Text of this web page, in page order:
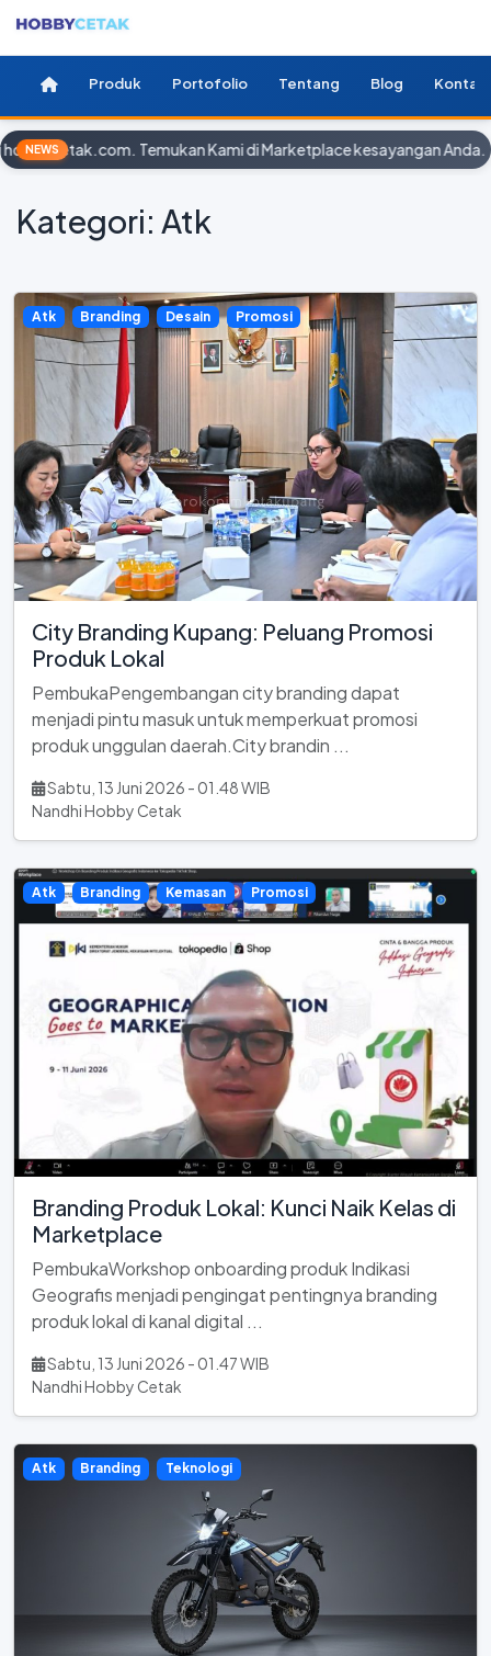
Produk Portofolio Tentang Blog Kontak
NEWS
Kategori: Atk
Atk Branding Desain Promosi
City Branding Kupang: Peluang Promosi
Produk Lokal
PembukaPengembangan city branding dapat
menjadi pintu masuk untuk memperkuat promosi
produk unggulan daerah.City brandin ...
Sabtu, 13 Juni 2026 - 01.48 WIB
Nandhi Hobby Cetak
Atk Branding Kemasan Promosi
Branding Produk Lokal: Kunci Naik Kelas di
Marketplace
PembukaWorkshop onboarding produk Indikasi
Geografis menjadi pengingat pentingnya branding
produk lokal di kanal digital ...
Sabtu, 13 Juni 2026 - 01.47 WIB
Nandhi Hobby Cetak
Atk Branding Teknologi